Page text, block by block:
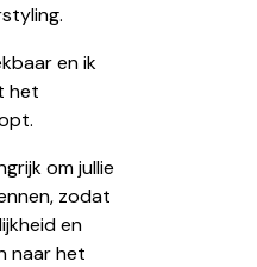
en ik
het
om jullie
zodat
en
naar het